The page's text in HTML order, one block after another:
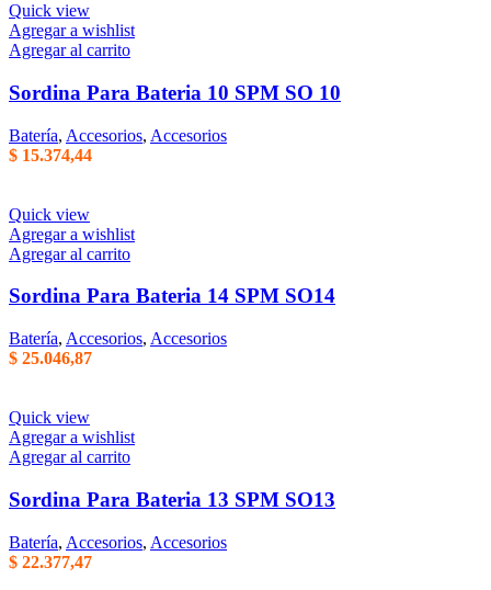
Quick view
Agregar a wishlist
Agregar al carrito
Sordina Para Bateria 10 SPM SO 10
Batería, Accesorios, Accesorios
$ 15.374,44
Quick view
Agregar a wishlist
Agregar al carrito
Sordina Para Bateria 14 SPM SO14
Batería, Accesorios, Accesorios
$ 25.046,87
Quick view
Agregar a wishlist
Agregar al carrito
Sordina Para Bateria 13 SPM SO13
Batería, Accesorios, Accesorios
$ 22.377,47